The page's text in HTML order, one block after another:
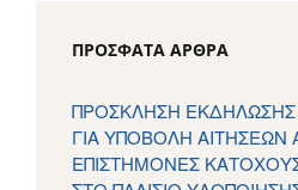
ΠΡΌΣΦΑΤΑ ΆΡΘΡΑ
ΠΡΟΣΚΛΗΣΗ
ΓΙΑ ΥΠΟΒΟΛΗ
ΕΠΙΣΤΗΜΟΝΕΣ